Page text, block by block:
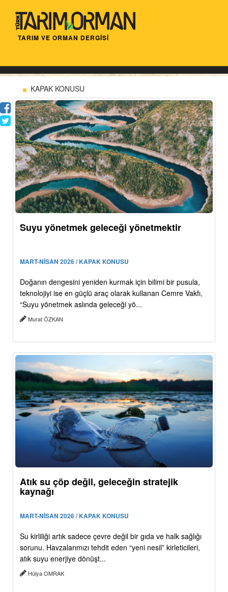
TARIM VE ORMAN DERGİSİ
KAPAK KONUSU
Suyu yönetmek geleceği yönetmektir
MART-NİSAN 2026 / KAPAK KONUSU
Doğanın dengesini yeniden kurmak için bilimi bir pusula,
teknolojiyi ise en güçlü araç olarak kullanan Cemre Vakfı,
“Suyu yönetmek aslında geleceği yö...
Murat ÖZKAN
Atık su çöp değil, geleceğin stratejik
kaynağı
MART-NİSAN 2026 / KAPAK KONUSU
Su kirliliği artık sadece çevre değil bir gıda ve halk sağlığı
sorunu. Havzalarımızı tehdit eden “yeni nesil” kirleticileri,
atık suyu enerjiye dönüşt...
Hülya OMRAK